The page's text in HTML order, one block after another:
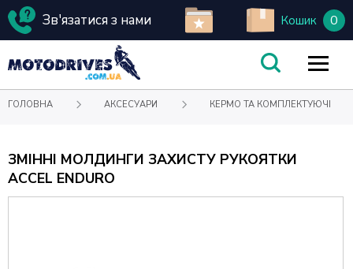
Зв'язатися з нами Кошик 0
ГОЛОВНА АКСЕСУАРИ КЕРМО ТА КОМПЛЕКТУЮЧІ
ЗМІННІ МОЛДИНГИ ЗАХИСТУ РУКОЯТКИ
ACCEL ENDURO